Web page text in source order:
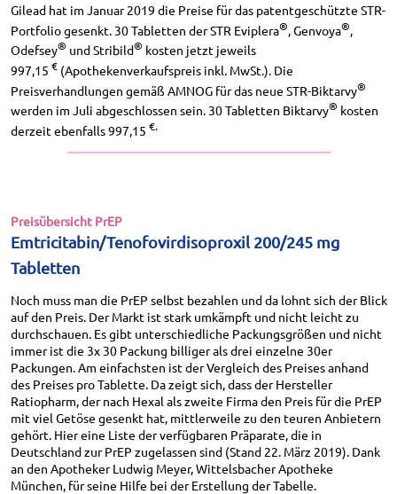
Gilead hat im Januar 2019 die Preise für das patentgeschützte STR-
Portfolio gesenkt. 30 Tabletten der STR Eviplera® , Genvoya®
Odefsey® und Stribild® kosten jetzt jeweils
997,15 € (Apothekenverkaufspreis inkl. MwSt.). Die
Preisverhandlungen gemäß AMNOG für das neue STR-Biktarvy®
werden im Juli abgeschlossen sein. 30 Tabletten Biktarvy® kosten
derzeit ebenfalls 997,15 €.
Preisübersicht PrEP
Emtricitabin/Tenofovirdisoproxil 200/245 mg
Tabletten
Noch muss man die PrEP selbst bezahlen und da lohnt sich der Blick
auf den Preis. Der Markt ist stark umkämpft und nicht leicht zu
durchschauen. Es gibt unterschiedliche Packungsgrößen und nicht
immer ist die 3x 30 Packung billiger als drei einzelne 30er
Packungen. Am einfachsten ist der Vergleich des Preises anhand
des Preises pro Tablette. Da zeigt sich, dass der Hersteller
Ratiopharm, der nach Hexal als zweite Firma den Preis für die PrEP
mit viel Getöse gesenkt hat, mittlerweile zu den teuren Anbietern
gehört. Hier eine Liste der verfügbaren Präparate, die in
Deutschland zur PrEP zugelassen sind (Stand 22. März 2019). Dank
an den Apotheker Ludwig Meyer, Wittelsbacher Apotheke
München, für seine Hilfe bei der Erstellung der Tabelle.